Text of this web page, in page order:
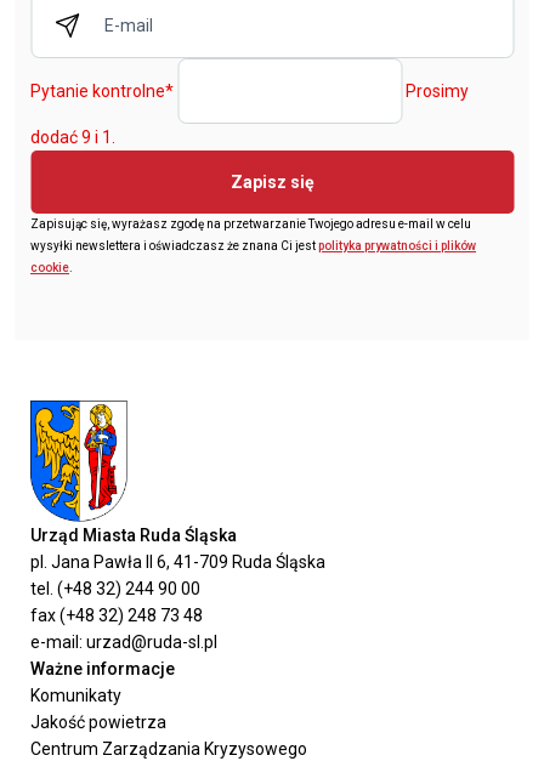
Pytanie kontrolne* Prosimy
dodać 9 i 1.
Zapisz się
Zapisując się, wyrażasz zgodę na przetwarzanie Twojego adresu e-mail w celu
wysyłki newslettera i oświadczasz że znana Ci jestpolityka prywatności i plików
cookie.
Urząd Miasta Ruda Śląska
pl. Jana Pawła II 6, 41-709 Ruda Śląska
tel. (+48 32) 244 90 00
fax (+48 32) 248 73 48
e-mail: urzad@ruda-sl.pl
Ważne informacje
Komunikaty
Jakość powietrza
Centrum Zarządzania Kryzysowego